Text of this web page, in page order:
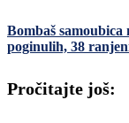
Bombaš
poginulih, 38
Pročitajte još: